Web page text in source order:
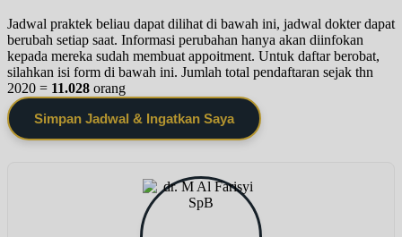
Jadwal praktek beliau dapat dilihat di bawah ini, jadwal dokter dapat
berubah setiap saat. Informasi perubahan hanya akan diinfokan
kepada mereka sudah membuat appoitment. Untuk daftar berobat,
silahkan isi form di bawah ini. Jumlah total pendaftaran sejak thn
2020 = 11.028 orang
Simpan Jadwal & Ingatkan Saya